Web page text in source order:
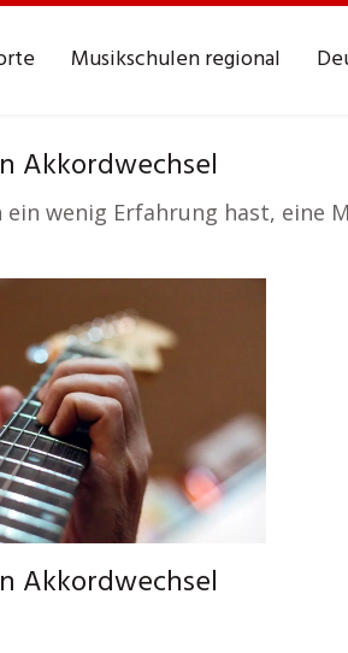
Musikschulen regional
Akkordwechsel
wenig Erfahrung hast, eine
Akkordwechsel